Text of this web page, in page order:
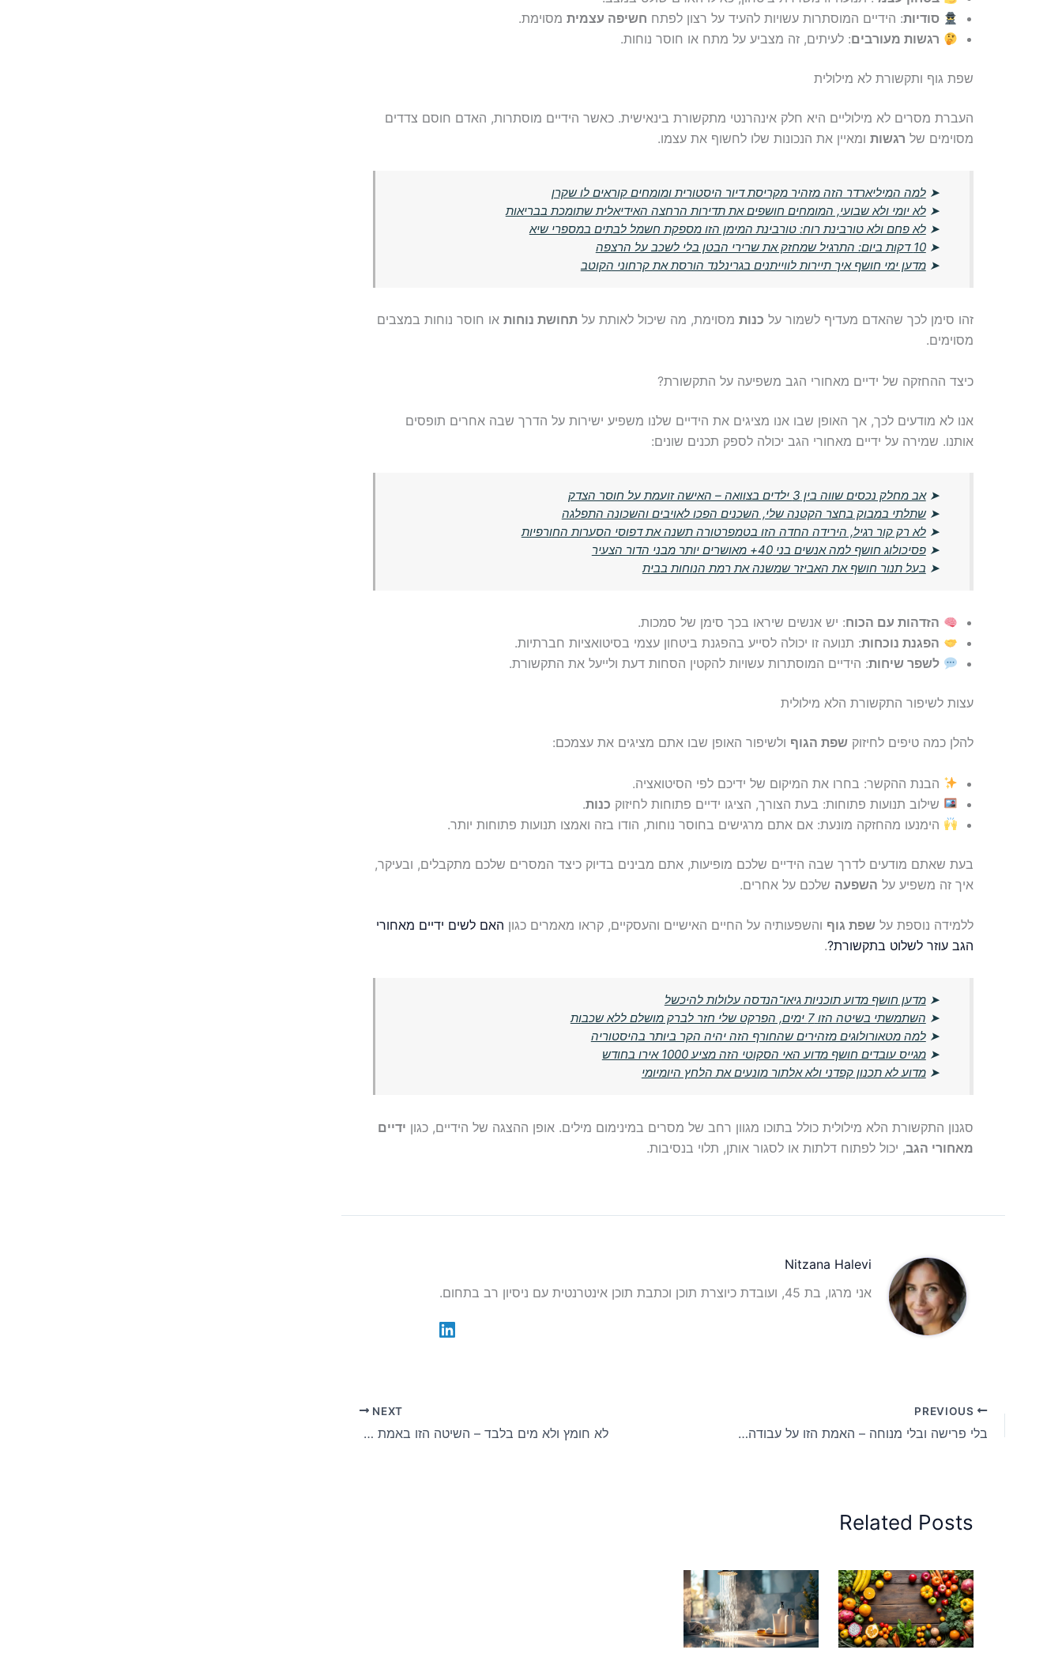
סודיות: הידיים המוסתרות עשויות להעיד על רצון לפתח חשיפה עצמית מסוימת.
רגשות מעורבים: לעיתים, זה מצביע על מתח או חוסר נוחות.
שפת גוף ותקשורת לא מילולית
העברת מסרים לא מילוליים היא חלק אינהרנטי מתקשורת בינאישית. כאשר הידיים מוסתרות, האדם חוסם צדדים
מסוימים של רגשות ומאיין את הנכונות שלו לחשוף את עצמו.
➤למה המיליארדר הזה מזהיר מקריסת דיור היסטורית ומומחים קוראים לו שקרן
➤לא יומי ולא שבועי, המומחים חושפים את תדירות הרחצה האידיאלית שתומכת בבריאות
➤לא פחם ולא טורבינת רוח: טורבינת המימן הזו מספקת חשמל לבתים במספרי שיא
➤10 דקות ביום: התרגיל שמחזק את שרירי הבטן בלי לשכב על הרצפה
➤מדען ימי חושף איך תיירות לווייתנים בגרינלנד הורסת את קרחוני הקוטב
זהו סימן לכך שהאדם מעדיף לשמור על כנות מסוימת, מה שיכול לאותת על תחושת נוחות או חוסר נוחות במצבים
מסוימים.
כיצד ההחזקה של ידיים מאחורי הגב משפיעה על התקשורת?
אנו לא מודעים לכך, אך האופן שבו אנו מציגים את הידיים שלנו משפיע ישירות על הדרך שבה אחרים תופסים
אותנו. שמירה על ידיים מאחורי הגב יכולה לספק תכנים שונים:
➤אב מחלק נכסים שווה בין 3 ילדים בצוואה – האישה זועמת על חוסר הצדק
➤שתלתי במבוק בחצר הקטנה שלי, השכנים הפכו לאויבים והשכונה התפלגה
➤לא רק קור רגיל, הירידה החדה הזו בטמפרטורה תשנה את דפוסי הסערות החורפיות
➤פסיכולוג חושף למה אנשים בני 40+ מאושרים יותר מבני הדור הצעיר
➤ בעל תנור חושף את האביזר שמשנה את רמת הנוחות בבית
הזדהות עם הכוח: יש אנשים שיראו בכך סימן של סמכות.
הפגנת נוכחות: תנועה זו יכולה לסייע בהפגנת ביטחון עצמי בסיטואציות חברתיות.
לשפר שיחות: הידיים המוסתרות עשויות להקטין הסחות דעת ולייעל את התקשורת.
עצות לשיפור התקשורת הלא מילולית
להלן כמה טיפים לחיזוק שפת הגוף ולשיפור האופן שבו אתם מציגים את עצמכם:
הבנת ההקשר: בחרו את המיקום של ידיכם לפי הסיטואציה.
שילוב תנועות פתוחות: בעת הצורך, הציגו ידיים פתוחות לחיזוק כנות.
הימנעו מהחזקה מונעת: אם אתם מרגישים בחוסר נוחות, הודו בזה ואמצו תנועות פתוחות יותר.
בעת שאתם מודעים לדרך שבה הידיים שלכם מופיעות, אתם מבינים בדיוק כיצד המסרים שלכם מתקבלים, ובעיקר,
איך זה משפיע על השפעה שלכם על אחרים.
ללמידה נוספת על שפת גוף והשפעותיה על החיים האישיים והעסקיים, קראו מאמרים כגון האם לשים ידיים מאחורי
הגב עוזר לשלוט בתקשורת?.
➤מדען חושף מדוע תוכניות גיאו־הנדסה עלולות להיכשל
➤ השתמשתי בשיטה הזו 7 ימים, הפרקט שלי חזר לברק מושלם ללא שכבות
➤למה מטאורולוגים מזהירים שהחורף הזה יהיה הקר ביותר בהיסטוריה
➤מגייס עובדים חושף מדוע האי הסקוטי הזה מציע 1000 אירו בחודש
➤מדוע לא תכנון קפדני ולא אלתור מונעים את הלחץ היומיומי
סגנון התקשורת הלא מילולית כולל בתוכו מגוון רחב של מסרים במינימום מילים. אופן ההצגה של הידיים, כגון ידיים
מאחורי הגב, יכול לפתוח דלתות או לסגור אותן, תלוי בנסיבות.
Nitzana Halevi
אני מרגו, בת 45, ועובדת כיוצרת תוכן וכתבת תוכן אינטרנטית עם ניסיון רב בתחום.
בלי פרישה ובלי מנוחה – האמת הזו על עבודה ממושכת שומרת על האושר שלכם
NEXT
לא חומץ ולא מים בלבד – השיטה הזו באמת מסירה שאריות מתותים
Related Posts